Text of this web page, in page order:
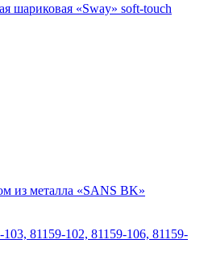
шариковая «Sway» soft-touch
из металла «SANS BK»
81159-102, 81159-106, 81159-